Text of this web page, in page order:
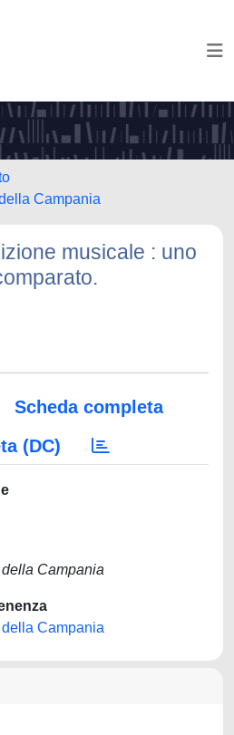
Campania
musicale : uno
Scheda completa
(DC)
Campania
Campania